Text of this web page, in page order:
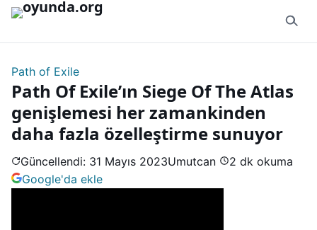
İçeriğe geç
Path of Exile
Path Of Exile’ın Siege Of The Atlas
genişlemesi her zamankinden
daha fazla özelleştirme sunuyor
Güncellendi: 31 Mayıs 2023Umutcan
2 dk okuma
Google'da ekle